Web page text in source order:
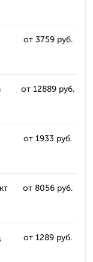
от 3759 руб.
от 12889 руб.
от 1933 руб.
от 8056 руб.
от 1289 руб.